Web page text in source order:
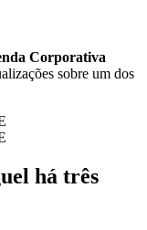
Corporativa
sobre um dos
há três